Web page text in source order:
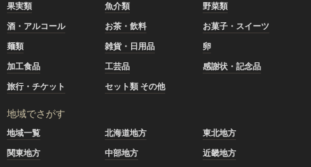
果実類
魚介類
野菜類
酒・アルコール
お茶・飲料
お菓子・スイーツ
麺類
雑貨・日用品
卵
加工食品
工芸品
感謝状・記念品
旅行・チケット
セット類 その他
地域でさがす
地域一覧 北海道地方
東北地方
関東地方
中部地方
近畿地方